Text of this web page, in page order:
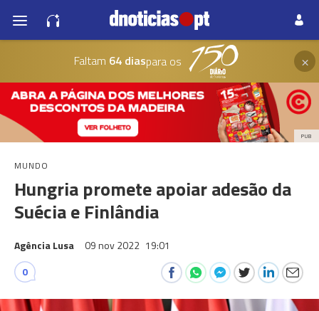
Faltam 64 diaspara os ×
PUB
MUNDO
Hungria promete apoiar adesão da
Suécia e Finlândia
Agência Lusa 09 nov 2022 19:01
0